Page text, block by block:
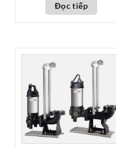
Đọc tiếp